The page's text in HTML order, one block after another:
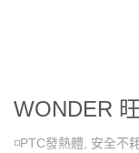
WONDER
◽PTC發熱體, 安全不